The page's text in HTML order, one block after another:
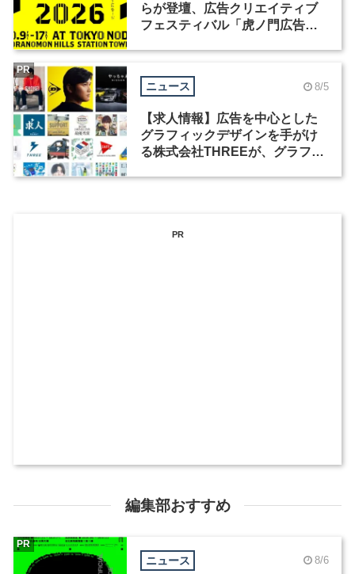
らが登壇、広告クリエイティブ
フェスティバル「虎ノ門広告
ニュース 8/5
【求人情報】広告を中心とした
グラフィックデザインを手がけ
る株式会社THREEが、グラフィ
PR
PR
編集部おすすめ
ニュース 8/6
PR